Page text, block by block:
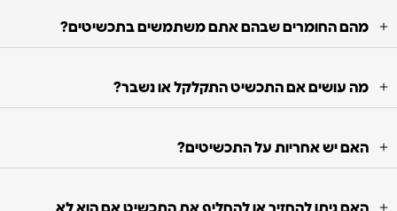
מהם החומרים שבהם אתם משתמשים בתכשיטים?
מה עושים אם התכשיט התקלקל או נשבר?
האם יש אחריות על התכשיטים?